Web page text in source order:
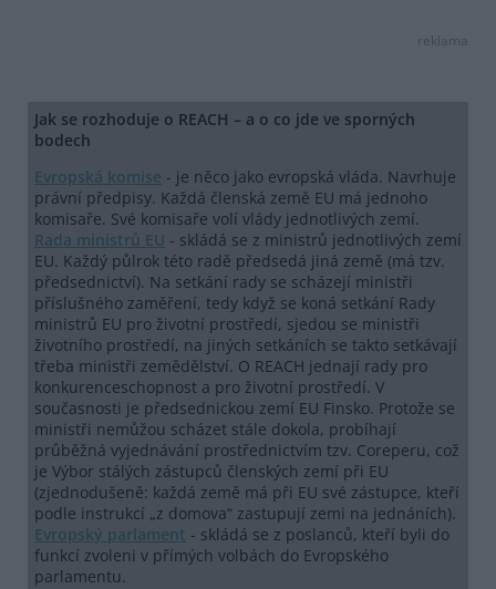
reklama
Jak se rozhoduje o REACH – a o co jde ve sporných
bodech
Evropská komise - je něco jako evropská vláda. Navrhuje
právní předpisy. Každá členská země EU má jednoho
komisaře. Své komisaře volí vlády jednotlivých zemí.
Rada ministrů EU - skládá se z ministrů jednotlivých zemí
EU. Každý půlrok této radě předsedá jiná země (má tzv.
předsednictví). Na setkání rady se scházejí ministři
příslušného zaměření, tedy když se koná setkání Rady
ministrů EU pro životní prostředí, sjedou se ministři
životního prostředí, na jiných setkáních se takto setkávají
třeba ministři zemědělství. O REACH jednají rady pro
konkurenceschopnost a pro životní prostředí. V
současnosti je předsednickou zemí EU Finsko. Protože se
ministři nemůžou scházet stále dokola, probíhají
průběžná vyjednávání prostřednictvím tzv. Coreperu, což
je Výbor stálých zástupců členských zemí při EU
(zjednodušeně: každá země má při EU své zástupce, kteří
podle instrukcí „z domova“ zastupují zemi na jednáních).
Evropský parlament - skládá se z poslanců, kteří byli do
funkcí zvoleni v přímých volbách do Evropského
parlamentu.